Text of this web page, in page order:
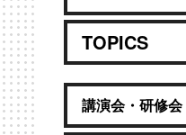
TOPICS
講演会・研修会